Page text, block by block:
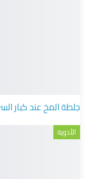
جلطة المخ عند كبار
الأدوية